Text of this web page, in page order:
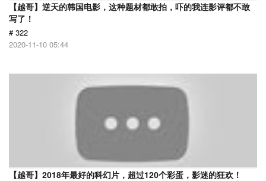
【越哥】逆天的韩国电影，这种题材都敢拍，吓的我连影评都不敢
写了！
# 322
2020-11-10 05:44
【越哥】2018年最好的科幻片，超过120个彩蛋，影迷的狂欢！